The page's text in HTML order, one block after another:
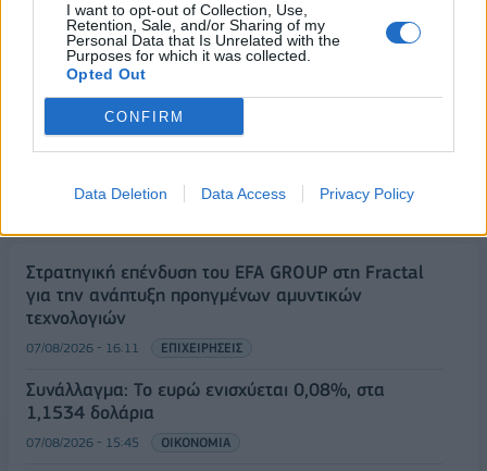
I want to opt-out of Collection, Use,
Retention, Sale, and/or Sharing of my
Personal Data that Is Unrelated with the
Purposes for which it was collected.
Opted Out
CONFIRM
Data Deletion Data Access Privacy Policy
ΡΟΗ ΕΙΔΗΣΕΩΝ
Στρατηγική επένδυση του EFA GROUP στη Fractal
για την ανάπτυξη προηγμένων αμυντικών
τεχνολογιών
07/08/2026 - 16:11 ΕΠΙΧΕΙΡΗΣΕΙΣ
Συνάλλαγμα: Το ευρώ ενισχύεται 0,08%, στα
1,1534 δολάρια
07/08/2026 - 15:45 ΟΙΚΟΝΟΜΙΑ